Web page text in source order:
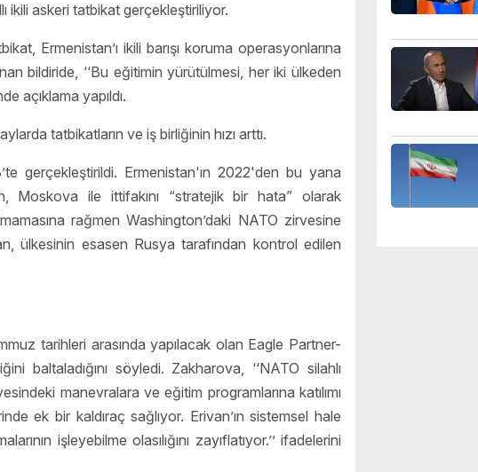
ikili askeri tatbikat gerçekleştiriliyor.
Ermenistan’ı ikili barışı koruma operasyonlarına
bildiride, ‘‘Bu eğitimin yürütülmesi, her iki ülkeden
açıklama yapıldı.
tatbikatların ve iş birliğinin hızı arttı.
gerçekleştirildi. Ermenistan'ın 2022'den bu yana
Moskova ile ittifakını “stratejik bir hata” olarak
rağmen Washington’daki NATO zirvesine
ülkesinin esasen Rusya tarafından kontrol edilen
tarihleri ​​arasında yapılacak olan Eagle Partner-
baltaladığını söyledi. Zakharova, ‘‘NATO silahlı
manevralara ve eğitim programlarına katılımı
ek bir kaldıraç sağlıyor. Erivan’ın sistemsel hale
işleyebilme olasılığını zayıflatıyor.’’ ifadelerini